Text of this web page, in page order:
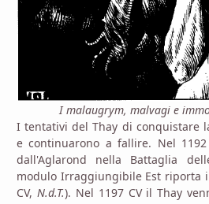
I malaugrym, malvagi e
I tentativi del Thay di conquistare
e continuarono a fallire. Nel
dall'Aglarond nella Battaglia
modulo Irraggiungibile Est riporta
CV, N.d.T.). Nel 1197 CV il Thay